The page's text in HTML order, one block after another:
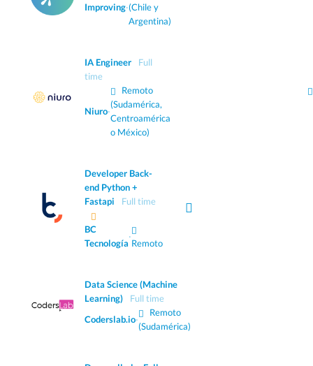
Improving·(Chile y
Argentina)
IA Engineer
Full
time
Niuro·
Remoto
(Sudamérica,
Centroamérica
o México)
Developer Back-
end Python +
Fastapi
Full time
BC
Tecnología
·
Remoto
Data Science (Machine
Learning)
Full time
Coderslab.io·
Remoto
(Sudamérica)